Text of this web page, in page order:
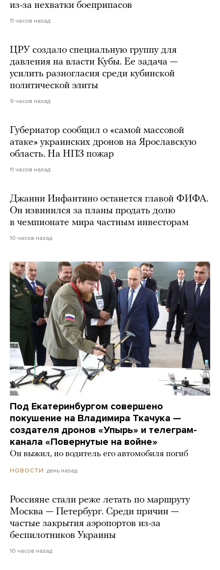
из-за нехватки боеприпасов
11 часов назад
ЦРУ создало специальную группу для
давления на власти Кубы. Ее задача —
усилить разногласия среди кубинской
политической элиты
9 часов назад
Губернатор сообщил о «самой массовой
атаке» украинских дронов на Ярославскую
область. На НПЗ пожар
11 часов назад
Джанни Инфантино останется главой ФИФА.
Он извинился за планы продать долю
в чемпионате мира частным инвесторам
10 часов назад
Под Екатеринбургом совершено
покушение на Владимира Ткачука —
создателя дронов «Упырь» и телеграм-
канала «Повернутые на войне»
Он выжил, но водитель его автомобиля погиб
НОВОСТИ день назад
Россияне стали реже летать по маршруту
Москва — Петербург. Среди причин —
частые закрытия аэропортов из-за
беспилотников Украины
10 часов назад